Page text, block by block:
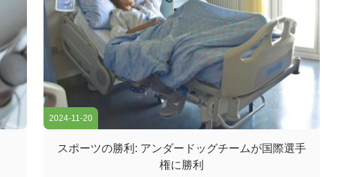
2024-11-20
スポーツの勝利: アンダードッグチームが国際選手
権に勝利